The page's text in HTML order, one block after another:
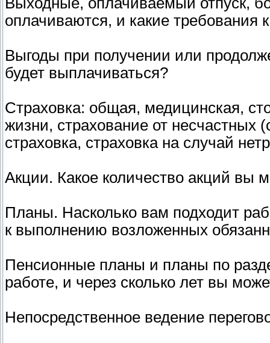
оплачиваются, и какие требования
Выгоды при получении или
будет выплачиваться?
Страховка: общая, медицинская,
жизни, страхование от несчастных
страховка, страховка на случай
Акции. Какое количество акций вы
Планы. Насколько вам подходит
к выполнению возложенных
Пенсионные планы и планы по
работе, и через сколько лет вы
Непосредственное ведение